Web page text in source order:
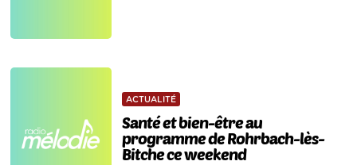
ACTUALITÉ
Santé et bien-être au
programme de Rohrbach-lès-
Bitche ce weekend